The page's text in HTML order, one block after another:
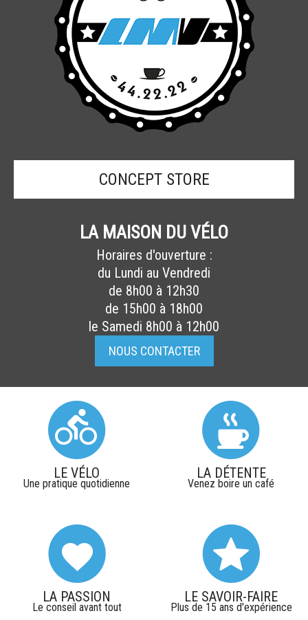
CONCEPT STORE
LA MAISON DU VÉLO
Horaires d'ouverture :
du Lundi au Vendredi
de 8h00 à 12h30
de 15h00 à 18h00
le Samedi 8h00 à 12h00
NOUS CONTACTER
LE VÉLO
Une pratique quotidienne
LA DÉTENTE
Venez boire un café
LA PASSION
Le conseil avant tout
LE SAVOIR-FAIRE
Plus de 15 ans d'expérience